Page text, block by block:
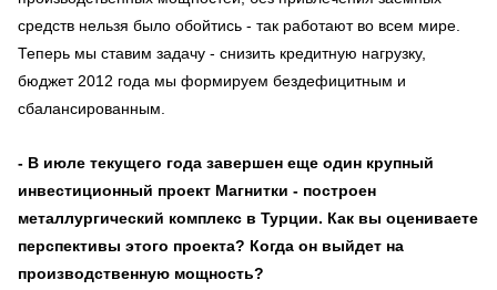
средств нельзя было обойтись - так работают во всем мире.
Теперь мы ставим задачу - снизить кредитную нагрузку,
бюджет 2012 года мы формируем бездефицитным и
сбалансированным.
- В июле текущего года завершен еще один крупный
инвестиционный проект Магнитки - построен
металлургический комплекс в Турции. Как вы оцениваете
перспективы этого проекта? Когда он выйдет на
производственную мощность?